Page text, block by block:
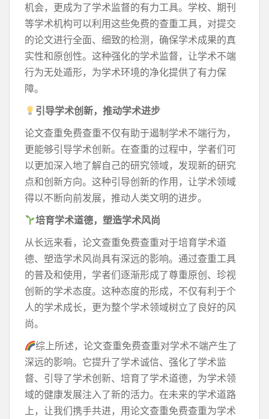
机会，更成为了学术监督的有力工具。学校、期刊
等学术机构可以利用这些免费的查重工具，对提交
的论文进行全面、细致的检测，确保学术成果的真
实性和原创性。这种强化的学术监督，让学术不端
行为无处遁形，为学术环境的净化提供了有力保
障。
引导学术创新，推动学术进步
论文查重免费查重不仅有助于遏制学术不端行为，
更能够引导学术创新。在查重的过程中，学者们可
以更加深入地了解自己的研究领域，发现新的研究
点和创新方向。这种引导创新的作用，让学术领域
得以不断向前发展，推动人类文明的进步。
培育学术道德，塑造学术风尚
从长远来看，论文查重免费查重对于培育学术道
德、塑造学术风尚具有深远的影响。通过查重工具
的普及和使用，学者们逐渐形成了尊重原创、珍视
创新的学术态度。这种态度的形成，不仅有利于个
人的学术成长，更为整个学术领域树立了良好的风
尚。
综上所述，论文查重免费查重对学术不端产生了
深远的影响。它提升了学术诚信、强化了学术监
督、引导了学术创新、培育了学术道德，为学术领
域的健康发展注入了新的活力。在未来的学术道路
上，让我们携手共进，用论文查重免费查重为学术